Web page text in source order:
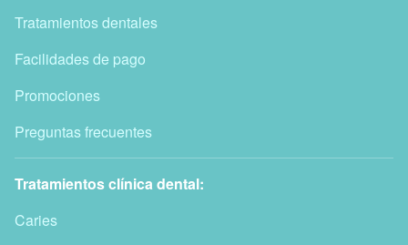
Tratamientos dentales
Facilidades de pago
Promociones
Preguntas frecuentes
Tratamientos clínica dental:
Caries